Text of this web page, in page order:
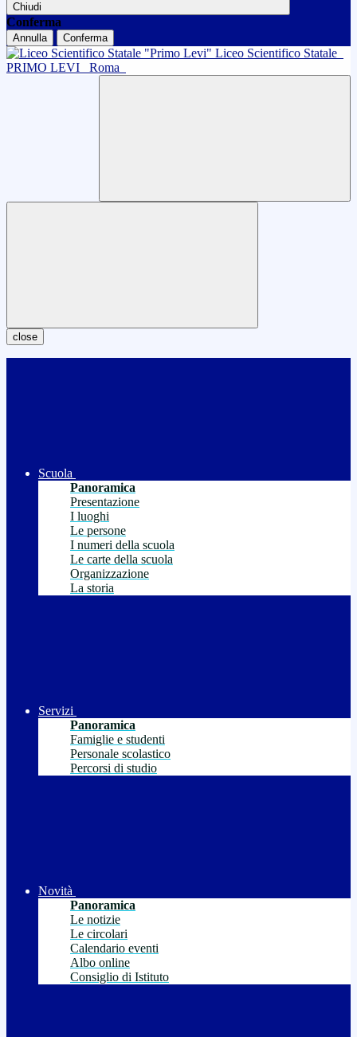
Chiudi
Conferma
Annulla Conferma
Liceo Scientifico Statale
PRIMO LEVI
Roma
close
Scuola
Panoramica
Presentazione
I luoghi
Le persone
I numeri della scuola
Le carte della scuola
Organizzazione
La storia
Servizi
Panoramica
Famiglie e studenti
Personale scolastico
Percorsi di studio
Novità
Panoramica
Le notizie
Le circolari
Calendario eventi
Albo online
Consiglio di Istituto